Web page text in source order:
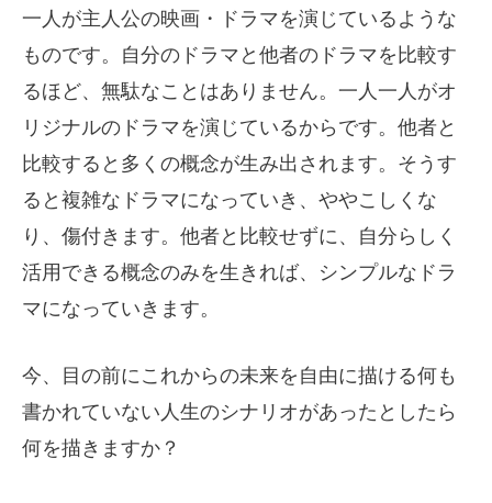
一人が主人公の映画・ドラマを演じているような
ものです。自分のドラマと他者のドラマを比較す
るほど、無駄なことはありません。一人一人がオ
リジナルのドラマを演じているからです。他者と
比較すると多くの概念が生み出されます。そうす
ると複雑なドラマになっていき、ややこしくな
り、傷付きます。他者と比較せずに、自分らしく
活用できる概念のみを生きれば、シンプルなドラ
マになっていきます。
今、目の前にこれからの未来を自由に描ける何も
書かれていない人生のシナリオがあったとしたら
何を描きますか？